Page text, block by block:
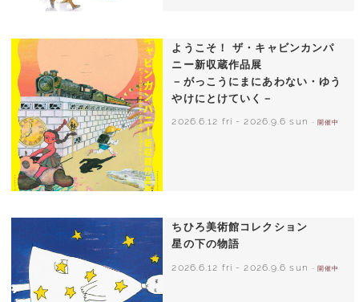
ようこそ！ ザ・キャビンカンパ
ニー新収蔵作品展
－がっこうにまにあわない・ゆう
やけにとけていく－
2026.6.12 fri -2026.9.6 sun - 開催中
ちひろ美術館コレクション
星の下の物語
2026.6.12 fri -2026.9.6 sun - 開催中